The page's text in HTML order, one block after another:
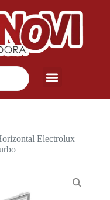
Electrolux